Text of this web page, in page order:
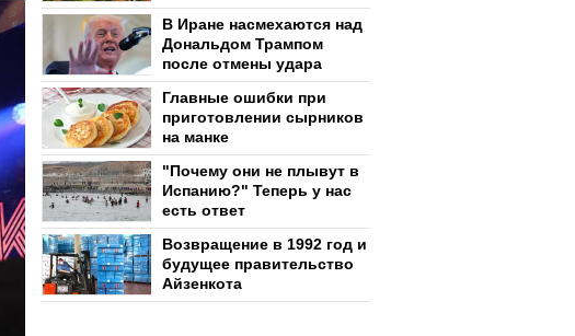
В Иране насмехаются над
Дональдом Трампом
после отмены удара
Главные ошибки при
приготовлении сырников
на манке
"Почему они не плывут в
Испанию?" Теперь у нас
есть ответ
Возвращение в 1992 год и
будущее правительство
Айзенкота